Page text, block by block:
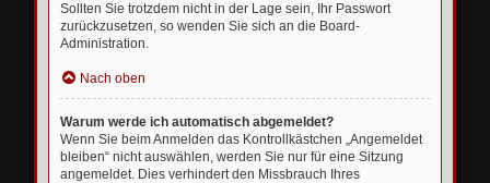
Sollten Sie trotzdem nicht in der Lage sein, Ihr Passwort
zurückzusetzen, so wenden Sie sich an die Board-
Administration.
Nach oben
Warum werde ich automatisch abgemeldet?
Wenn Sie beim Anmelden das Kontrollkästchen „Angemeldet
bleiben“ nicht auswählen, werden Sie nur für eine Sitzung
angemeldet. Dies verhindert den Missbrauch Ihres